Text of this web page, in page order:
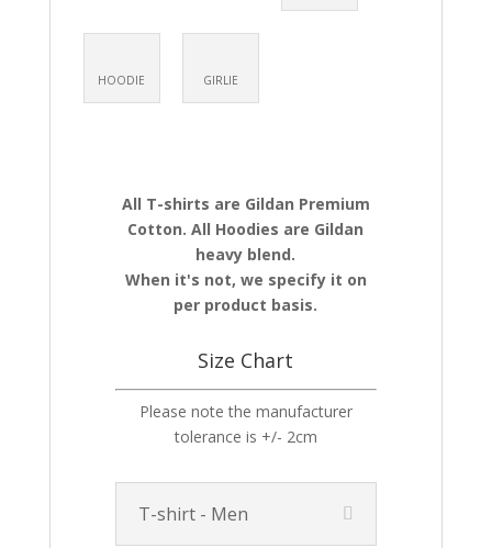
HOODIE GIRLIE
All T-shirts are Gildan Premium
Cotton. All Hoodies are Gildan
heavy blend.
When it's not, we specify it on
per product basis.
Size Chart
Please note the manufacturer
tolerance is +/- 2cm
T-shirt - Men